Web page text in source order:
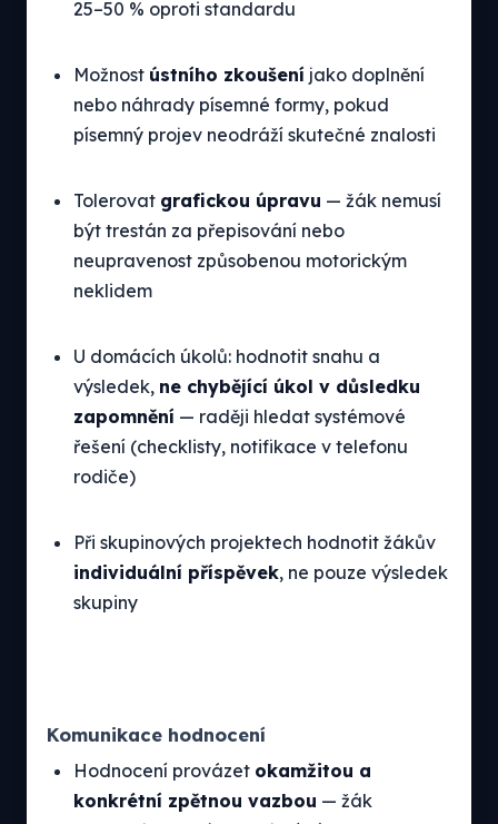
25–50 % oproti standardu
Možnost ústního zkoušení jako doplnění
nebo náhrady písemné formy, pokud
písemný projev neodráží skutečné znalosti
Tolerovat grafickou úpravu — žák nemusí
být trestán za přepisování nebo
neupravenost způsobenou motorickým
neklidem
U domácích úkolů: hodnotit snahu a
výsledek, ne chybějící úkol v důsledku
zapomnění — raději hledat systémové
řešení (checklisty, notifikace v telefonu
rodiče)
Při skupinových projektech hodnotit žákův
individuální příspěvek, ne pouze výsledek
skupiny
Komunikace hodnocení
Hodnocení provázet okamžitou a
konkrétní zpětnou vazbou — žák